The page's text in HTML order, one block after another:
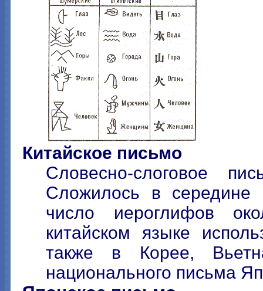
Китайское письмо
Словесно-слоговое
Сложилось в
число иероглифов
китайском языке
также в Корее,
национального письма